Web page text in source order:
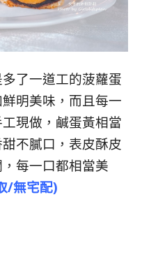
了一道工的菠蘿蛋
明美味，而且每一
現做，鹹蛋黃相當
不膩口，表皮酥皮
每一口都相當美
/無宅配)